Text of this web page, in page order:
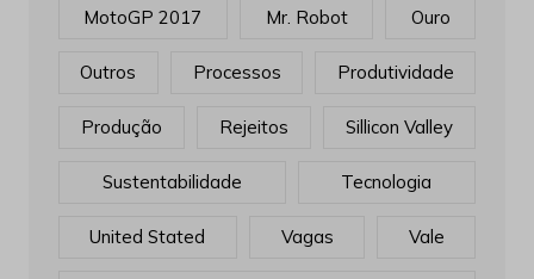
MotoGP 2017 Mr. Robot Ouro
Outros Processos Produtividade
Produção Rejeitos Sillicon Valley
Sustentabilidade Tecnologia
United Stated Vagas Vale